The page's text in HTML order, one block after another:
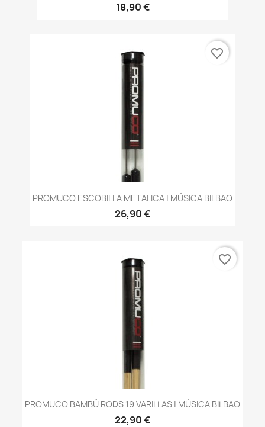
18,90 €
PROMUCO ESCOBILLA METALICA | MÚSICA BILBAO
26,90 €
favorite_border
PROMUCO BAMBÚ RODS 19 VARILLAS | MÚSICA BILBAO
22,90 €
favorite_border